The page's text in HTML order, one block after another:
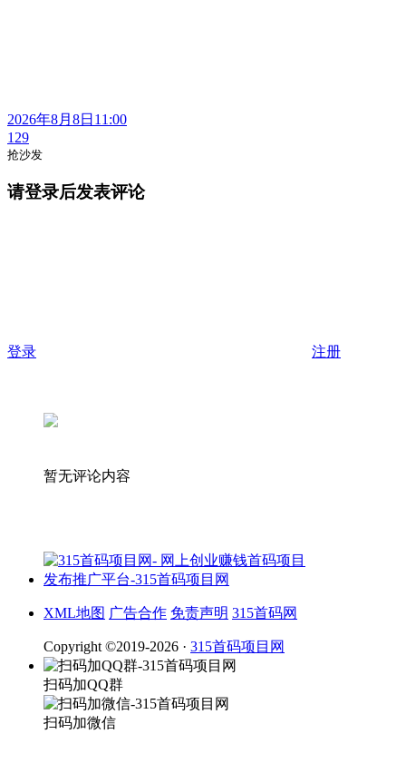
2026年8月8日11:00
129
抢沙发
请登录后发表评论
登录 注册
暂无评论内容
XML地图 广告合作 免责声明 315首码网
Copyright ©2019-2026 · 315首码项目网
扫码加QQ群
扫码加微信